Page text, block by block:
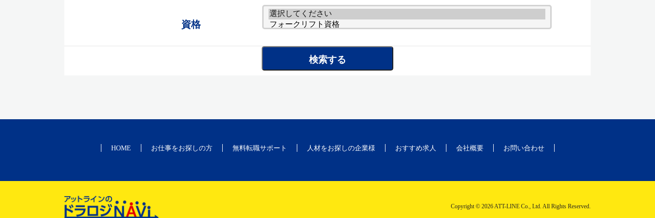
資格
HOME お仕事をお探しの方 無料転職サポート 人材をお探しの企業様 おすすめ求人 会社概要 お問い合わせ
Copyright © 2026 ATT-LINE Co., Ltd. All Rights Reserved.